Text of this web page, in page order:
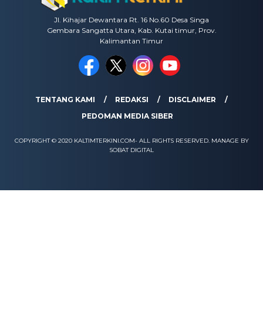
Jl. Kihajar Dewantara Rt. 16 No.60 Desa Singa
Gembara Sangatta Utara, Kab. Kutai timur, Prov.
Kalimantan Timur
TENTANG KAMI REDAKSI
DISCLAIMER
PEDOMAN MEDIA SIBER
COPYRIGHT © 2020 KALTIMTERKINI.COM- ALL RIGHTS RESERVED. MANAGE BY
SOBAT DIGITAL